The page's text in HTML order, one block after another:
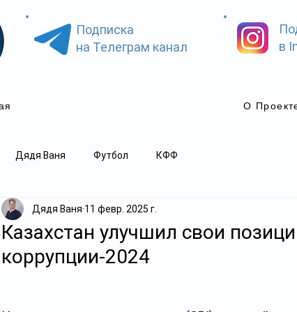
Подписка
на Телеграм канал
в
О
Дядя Ваня Футбол КФФ
Казахстан улучшил свои
коррупции-2024
Дядя Ваня 11 февр. 2025 г.